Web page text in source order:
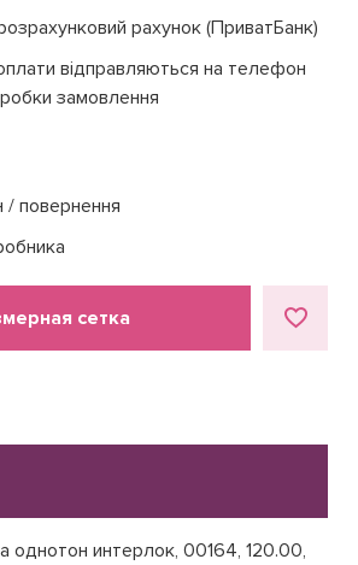
рахунок (ПриватБанк)
відправляються на телефон
замовлення
/ повернення
сетка
однотон интерлок, 00164, 120.00,